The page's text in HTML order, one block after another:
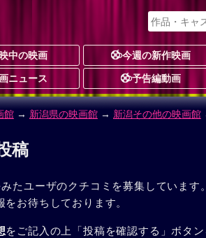
中の映画 今週の新作映画
ニュース 予告編動画
館 → 新潟県の映画館 → 新潟その他の映画館
稿
たユーザのクチコミを募集しています
お待ちしております。
をご記入の上「投稿を確認する」ボタン